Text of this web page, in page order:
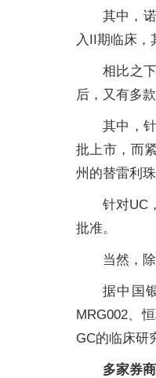
其中，
入II期临床，
相比之
后，又有多
其中，
批上市，而
州的替雷利
针对UC
批准。
当然，
据中国
MRG002、
GC的临床研
多家券